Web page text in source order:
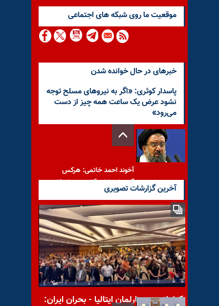
موقعيت ما روى شبكه هاى اجتماعى
خبرهای در حال خوانده شدن
پاسدار کوثری: «اگر به نیروهای مسلح توجه
نشود عرض یک ساعت همه چیز از دست
می‌رود»
آخوند احمد خاتمی: هرکس
بگوید انتخابات آزاد، ضد ولی‌فقیه
برملا شدن عملیات مأموران
مخفی رژیم برای نفوذ در رسانه‌ها
و بدنام
آخرین گزارشات تصویری
کنفرانس در پارلمان ایتالیا - بحران ایران: